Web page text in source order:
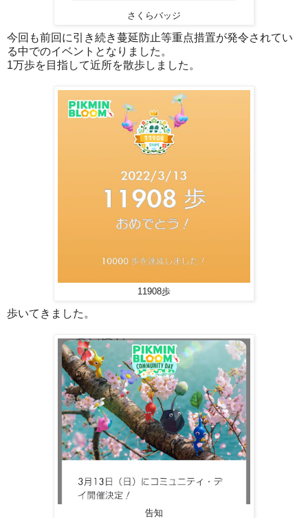
さくらバッジ
今回も前回に引き続き蔓延防止等重点措置が発令されてい
る中でのイベントとなりました。
1万歩を目指して近所を散歩しました。
11908歩
歩いてきました。
告知